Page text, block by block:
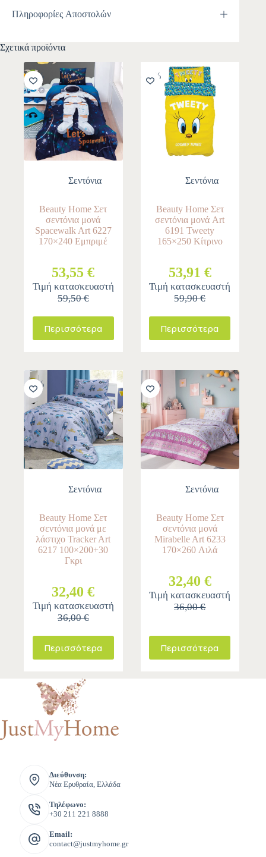
Πληροφορίες Αποστολών
Σχετικά προϊόντα
-10%
Σεντόνια
Beauty Home Σετ
σεντόνια μονά
Spacewalk Art 6227
170×240 Εμπριμέ
53,55 €
Τιμή κατασκευαστή
59,50 €
Περισσότερα
-10%
Σεντόνια
Beauty Home Σετ
σεντόνια μονά Art
6191 Tweety
165×250 Κίτρινο
53,91 €
Τιμή κατασκευαστή
59,90 €
Περισσότερα
-10%
Σεντόνια
Beauty Home Σετ
σεντόνια μονά με
λάστιχο Tracker Art
6217 100×200+30
Γκρι
32,40 €
Τιμή κατασκευαστή
36,00 €
Περισσότερα
-10%
Σεντόνια
Beauty Home Σετ
σεντόνια μονά
Mirabelle Art 6233
170×260 Λιλά
32,40 €
Τιμή κατασκευαστή
36,00 €
Περισσότερα
Διεύθυνση:
Νέα Ερυθραία, Ελλάδα
Τηλέφωνο:
+30 211 221 8888
Email:
contact@justmyhome.gr